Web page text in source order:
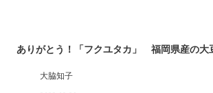
ありがとう！「フクユタカ」 福岡県産の大
大脇知子